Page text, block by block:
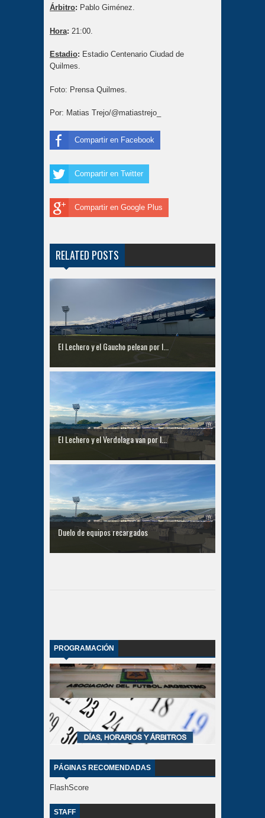
Árbitro: Pablo Giménez.
Hora: 21:00.
Estadio: Estadio Centenario Ciudad de
Quilmes.
Foto: Prensa Quilmes.
Por: Matias Trejo/@matiastrejo_
Compartir en Facebook
Compartir en Twitter
Compartir en Google Plus
RELATED POSTS
El Lechero y el Gaucho pelean por l...
El Lechero y el Verdolaga van por l...
Duelo de equipos recargados
PROGRAMACIÓN
PÁGINAS RECOMENDADAS
FlashScore
STAFF